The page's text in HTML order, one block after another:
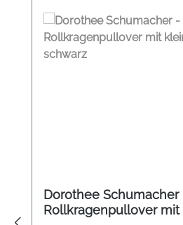
Dorothee Schumacher
Rollkragenpullover mit